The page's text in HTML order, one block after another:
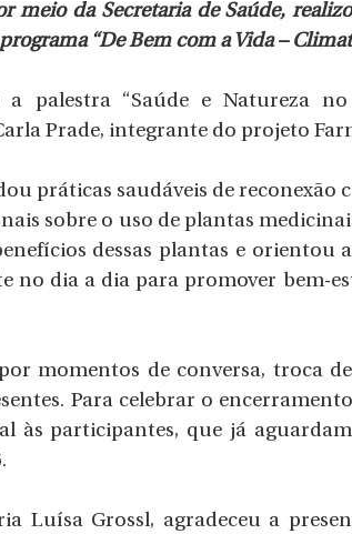
meio da Secretaria de Saúde,
“De Bem com a Vida –
palestra “Saúde e Natureza no
Prade, integrante do projeto
práticas saudáveis de reconexão
sobre o uso de plantas
dessas plantas e orientou
no dia a dia para promover bem-
momentos de conversa, troca
Para celebrar o
às participantes, que já
Luísa Grossl, agradeceu a